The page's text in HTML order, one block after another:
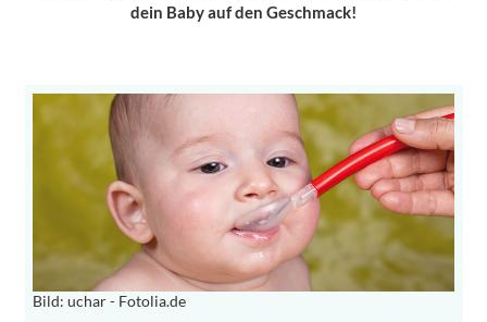
dein Baby auf den Geschmack!
Bild: uchar - Fotolia.de